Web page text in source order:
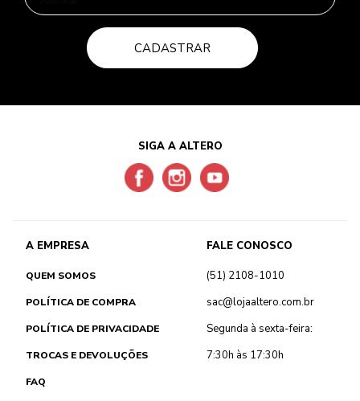
CADASTRAR
SIGA A ALTERO
A EMPRESA
QUEM SOMOS
POLÍTICA DE COMPRA
POLÍTICA DE PRIVACIDADE
TROCAS E DEVOLUÇÕES
FAQ
FALE CONOSCO
(51) 2108-1010
sac@lojaaltero.com.br
Segunda à sexta-feira:
7:30h às 17:30h